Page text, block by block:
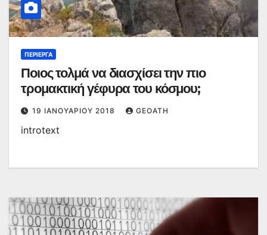
ΠΕΡΊΕΡΓΑ
Ποιος τολμά να διασχίσει την πιο
τρομακτική γέφυρα του κόσμου;
19 ΙΑΝΟΥΑΡΊΟΥ 2018 GEOATH
introtext